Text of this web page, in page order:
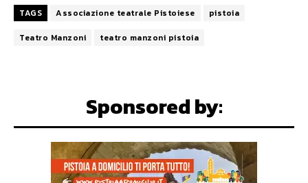
TAGS Associazione teatrale Pistoiese
pistoia
Teatro Manzoni
teatro manzoni pistoia
Sponsored by: